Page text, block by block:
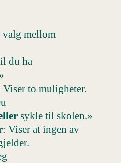
valg mellom
du ha
Viser to muligheter.
sykle til skolen.»
: Viser at ingen av